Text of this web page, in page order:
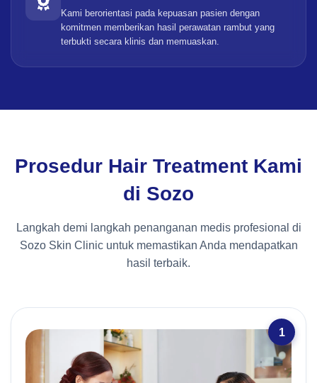
Kami berorientasi pada kepuasan pasien dengan
komitmen memberikan hasil perawatan rambut yang
terbukti secara klinis dan memuaskan.
Prosedur Hair Treatment Kami
di Sozo
Langkah demi langkah penanganan medis profesional di
Sozo Skin Clinic untuk memastikan Anda mendapatkan
hasil terbaik.
1